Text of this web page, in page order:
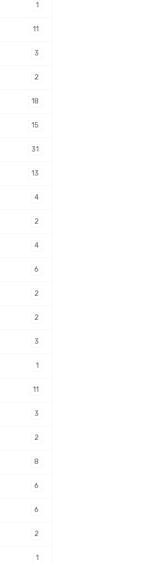
1
11
3
2
18
15
31
13
4
2
4
6
2
2
3
1
11
3
2
8
6
6
2
1